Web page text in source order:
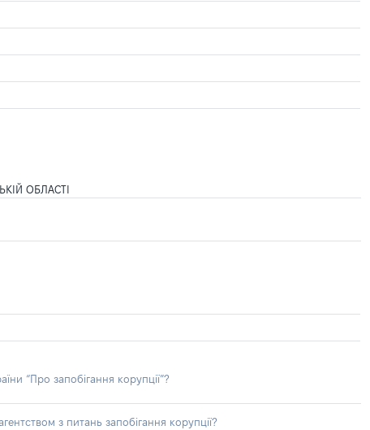
ОБЛАСТІ
“Про запобігання корупції”?
з питань запобігання корупції?